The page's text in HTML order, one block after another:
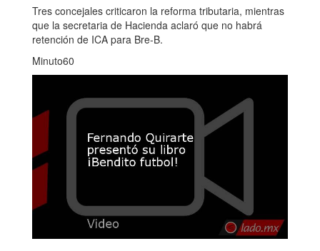
Tres concejales criticaron la reforma tributaria, mientras
que la secretaria de Hacienda aclaró que no habrá
retención de ICA para Bre-B.
Minuto60